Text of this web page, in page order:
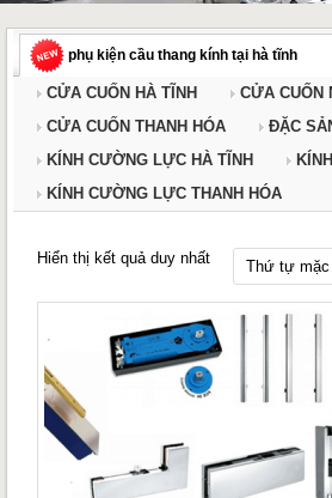
phụ kiện cầu thang kính tại hà tĩnh
CỬA CUỐN HÀ TĨNH
CỬA CUỐN
CỬA CUỐN THANH HÓA
ĐẶC
KÍNH CƯỜNG LỰC HÀ TĨNH
KÍNH CƯỜNG LỰC THANH HÓA
Hiển thị kết quả duy nhất